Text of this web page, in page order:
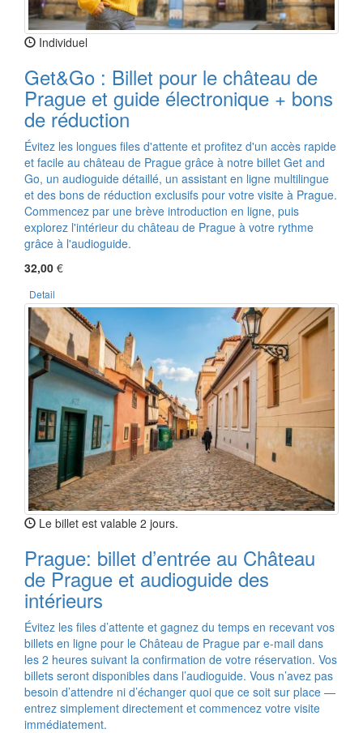
Individuel
Get&Go : Billet pour le château de
Prague et guide électronique + bons
de réduction
Évitez les longues files d'attente et profitez d'un accès rapide
et facile au château de Prague grâce à notre billet Get and
Go, un audioguide détaillé, un assistant en ligne multilingue
et des bons de réduction exclusifs pour votre visite à Prague.
Commencez par une brève introduction en ligne, puis
explorez l'intérieur du château de Prague à votre rythme
grâce à l'audioguide.
32,00 €
Detail
Le billet est valable 2 jours.
Prague: billet d’entrée au Château
de Prague et audioguide des
intérieurs
Évitez les files d’attente et gagnez du temps en recevant vos
billets en ligne pour le Château de Prague par e-mail dans
les 2 heures suivant la confirmation de votre réservation. Vos
billets seront disponibles dans l’audioguide. Vous n’avez pas
besoin d’attendre ni d’échanger quoi que ce soit sur place —
entrez simplement directement et commencez votre visite
immédiatement.